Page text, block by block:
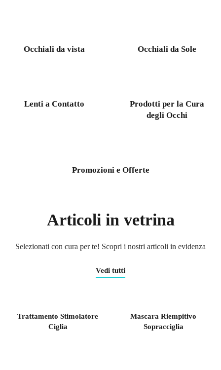
Occhiali da vista Occhiali da Sole
Lenti a Contatto
Prodotti per la Cura
degli Occhi
Promozioni e Offerte
Articoli in vetrina
Selezionati con cura per te! Scopri i nostri articoli in evidenza
Vedi tutti
Trattamento Stimolatore
Ciglia
Mascara Riempitivo
Sopracciglia